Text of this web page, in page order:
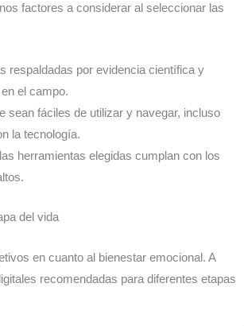
factores a considerar al seleccionar las
respaldadas por evidencia científica y
el campo.
sean fáciles de utilizar y navegar, incluso
la tecnología.
herramientas elegidas cumplan con los
del vida
en cuanto al bienestar emocional. A
recomendadas para diferentes etapas